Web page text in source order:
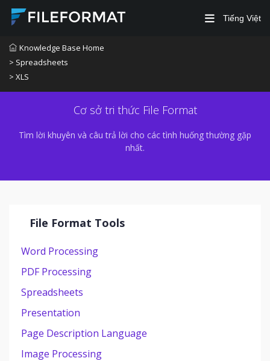
Tiếng Việt
Knowledge Base Home
> Spreadsheets
> XLS
Cơ sở tri thức File Format
Tìm lời khuyên và câu trả lời cho các tình huống thường gặp
nhất.
File Format Tools
Word Processing
PDF Processing
Spreadsheets
Presentation
Page Description Language
Image Processing